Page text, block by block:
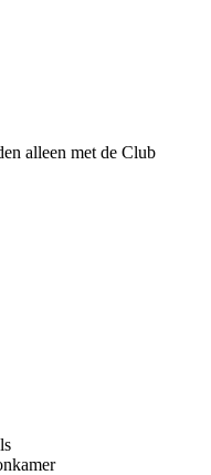
alleen met de Club